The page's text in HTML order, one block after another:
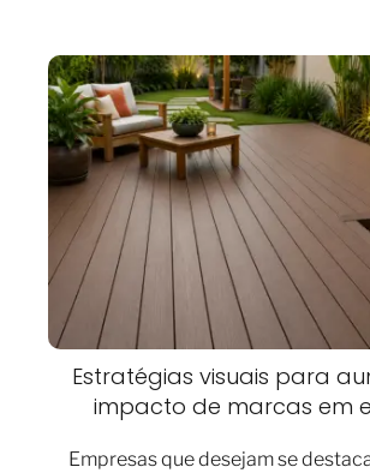
Estratégias visuais para
impacto de marcas em
Empresas que desejam se